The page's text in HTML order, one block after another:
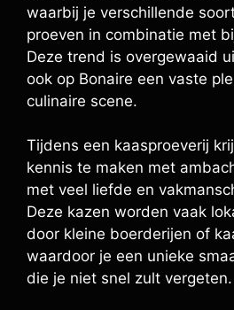
waarbij je verschillende
proeven in combinatie met
Deze trend is overgewaaid
ook op Bonaire een vaste
culinaire scene.
Tijdens een kaasproeverij
kennis te maken met
met veel liefde en
Deze kazen worden vaak
door kleine boerderijen of
waardoor je een unieke
die je niet snel zult vergeten.